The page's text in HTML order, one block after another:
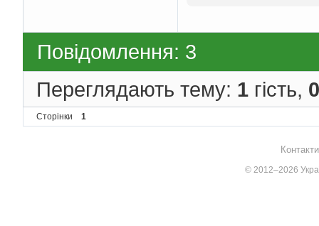
Повідомлення: 3
Переглядають тему: 1 гість, 0
Сторінки 1
© 2012–2026